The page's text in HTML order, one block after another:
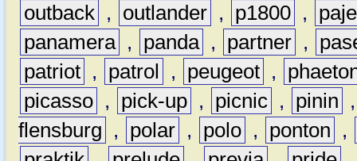
outback , outlander , p1800 ,
panamera , panda , partner ,
patriot , patrol , peugeot ,
picasso , pick-up , picnic , pinin
flensburg
, polar , polo , ponton
,